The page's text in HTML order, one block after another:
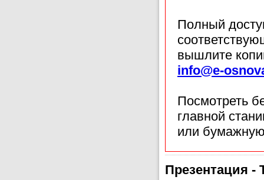
Полный
вышлите
info@e-
Посмотреть
главной
или
Презентация -